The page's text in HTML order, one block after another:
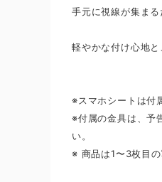
手元に視線が集ま
軽やかな付け心地と
※スマホシートは付
※付属の金具は、予
い。
※ 商品は1〜3枚目